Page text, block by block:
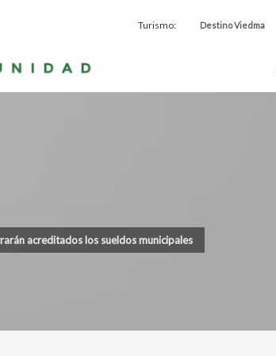
Turismo: Destino Viedma
acreditados los sueldos municipales